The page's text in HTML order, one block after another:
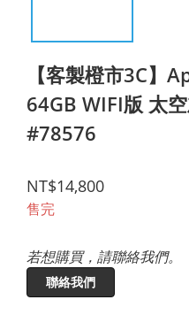
【客製橙市3C】
64GB WIFI版 太
#78576
NT$14,800
售完
若想購買，請聯絡我們。
聯絡我們